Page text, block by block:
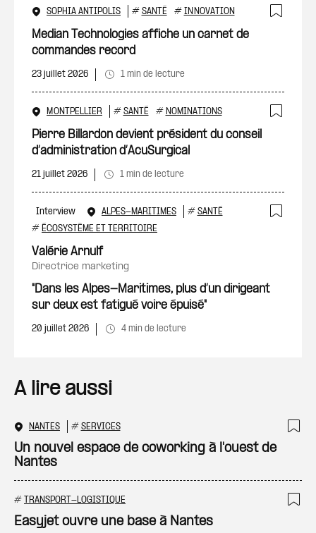
SOPHIA ANTIPOLIS # SANTÉ # INNOVATION
Median Technologies affiche un carnet de
commandes record
23 juillet 2026 1 min de lecture
MONTPELLIER # SANTÉ # NOMINATIONS
Pierre Billardon devient président du conseil
d’administration d’AcuSurgical
21 juillet 2026 1 min de lecture
Interview ALPES-MARITIMES # SANTÉ
# ÉCOSYSTÈME ET TERRITOIRE
Valérie Arnulf
directrice marketing
"Dans les Alpes-Maritimes, plus d’un dirigeant
sur deux est fatigué voire épuisé"
20 juillet 2026 4 min de lecture
A lire aussi
NANTES # SERVICES
Un nouvel espace de coworking à l'ouest de
Nantes
# TRANSPORT-LOGISTIQUE
Easyjet ouvre une base à Nantes